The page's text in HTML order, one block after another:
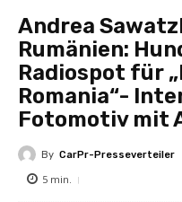
Andrea
Rumänien:
Radiospot für
Romania“-
Fotomotiv mit
By CarPr-Presseverteiler
5 min.